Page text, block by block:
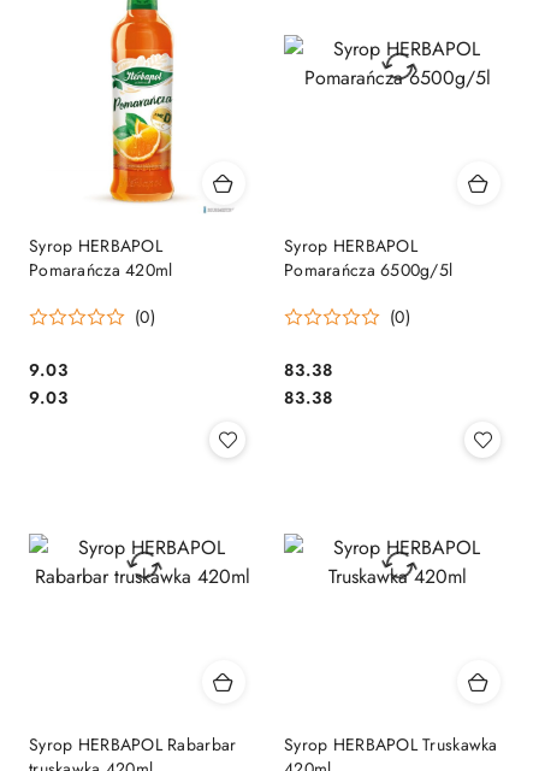
Syrop HERBAPOL
Pomarańcza 420ml
(0)
Cena:
9.03
Cena:
9.03
Syrop HERBAPOL
Pomarańcza 6500g/5l
(0)
Cena:
83.38
Cena:
83.38
Syrop HERBAPOL Rabarbar
Syrop HERBAPOL Truskawka